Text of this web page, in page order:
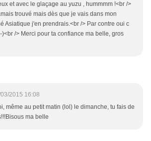
et avec le glaçage au yuzu , hummmm !<br />
trouvé mais dès que je vais dans mon
Asiatique j'en prendrais.<br /> Par contre oui c
)<br /> Merci pour ta confiance ma belle, gros
2015 16:08
même au petit matin (lol) le dimanche, tu fais de
ma belle